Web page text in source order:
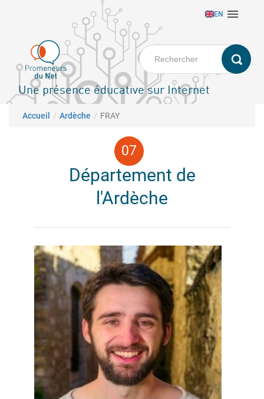
principal
EN 
Une présence éducative sur Internet
Fil d'Ariane
Accueil Ardèche FRAY
Département de
l'Ardèche